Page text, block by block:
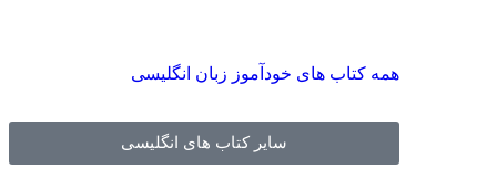
همه کتاب های خودآموز زبان انگلیسی
سایر کتاب های انگلیسی